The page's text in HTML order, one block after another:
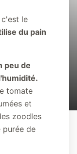
Bœuf
le
du pain
peu de
tomate
et
zoodles
purée de